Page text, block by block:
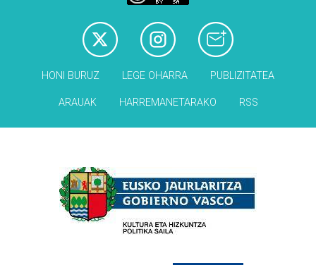
HONI BURUZ LEGE OHARRA PUBLIZITATEA
ARAUAK HARREMANETARAKO RSS